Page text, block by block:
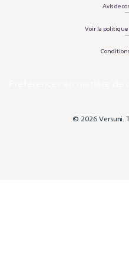
Avis de
Voir la politique
© 2026 Versuni.